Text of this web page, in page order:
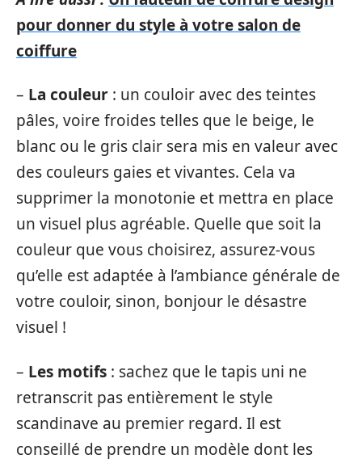
pour donner du style à votre salon de
coiffure
– La couleur : un couloir avec des teintes
pâles, voire froides telles que le beige, le
blanc ou le gris clair sera mis en valeur avec
des couleurs gaies et vivantes. Cela va
supprimer la monotonie et mettra en place
un visuel plus agréable. Quelle que soit la
couleur que vous choisirez, assurez-vous
qu’elle est adaptée à l’ambiance générale de
votre couloir, sinon, bonjour le désastre
visuel !
– Les motifs : sachez que le tapis uni ne
retranscrit pas entièrement le style
scandinave au premier regard. Il est
conseillé de prendre un modèle dont les